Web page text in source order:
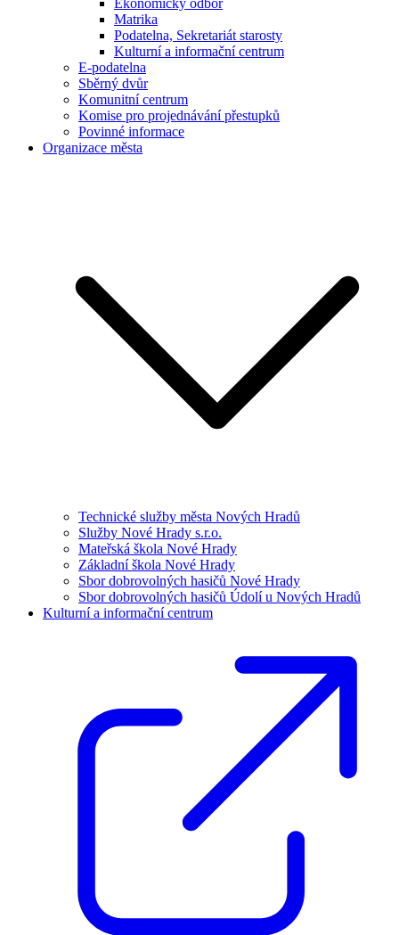
Ekonomický odbor
Matrika
Podatelna, Sekretariát starosty
Kulturní a informační centrum
E-podatelna
Sběrný dvůr
Komunitní centrum
Komise pro projednávání přestupků
Povinné informace
Organizace města
Technické služby města Nových Hradů
Služby Nové Hrady s.r.o.
Mateřská škola Nové Hrady
Základní škola Nové Hrady
Sbor dobrovolných hasičů Nové Hrady
Sbor dobrovolných hasičů Údolí u Nových Hradů
Kulturní a informační centrum